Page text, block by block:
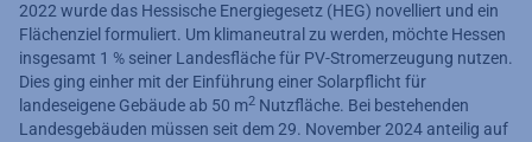
2022 wurde das Hessische Energiegesetz (HEG) novelliert und ein
Flächenziel formuliert. Um klimaneutral zu werden, möchte Hessen
insgesamt 1 % seiner Landesfläche für PV-Stromerzeugung nutzen.
Dies ging einher mit der Einführung einer Solarpflicht für
landeseigene Gebäude ab 50 m2 Nutzfläche. Bei bestehenden
Landesgebäuden müssen seit dem 29. November 2024 anteilig auf